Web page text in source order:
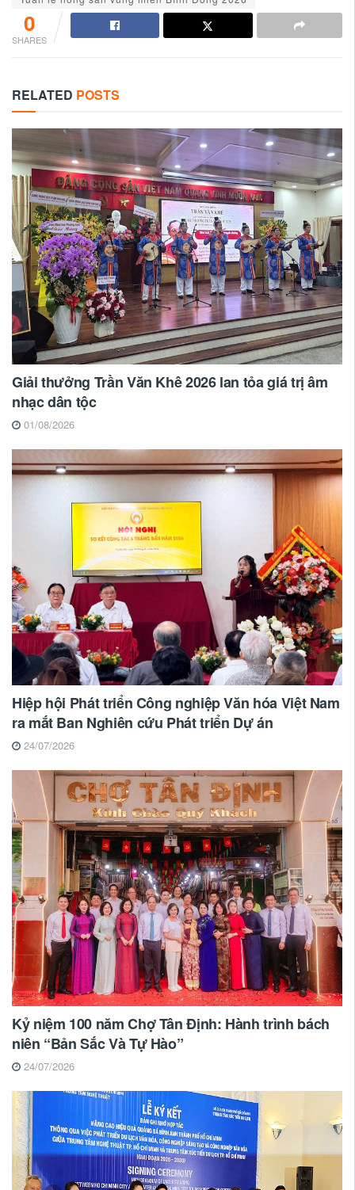
0
SHARES
RELATED POSTS
Giải thưởng Trần Văn Khê 2026 lan tỏa giá trị âm
nhạc dân tộc
01/08/2026
Hiệp hội Phát triển Công nghiệp Văn hóa Việt Nam
ra mắt Ban Nghiên cứu Phát triển Dự án
24/07/2026
Kỷ niệm 100 năm Chợ Tân Định: Hành trình bách
niên “Bản Sắc Và Tự Hào”
24/07/2026